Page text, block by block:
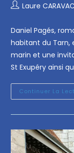
Laure
Daniel Pagés,
habitant du Tarn,
marin et une
St Exupéry ainsi
Continuer La